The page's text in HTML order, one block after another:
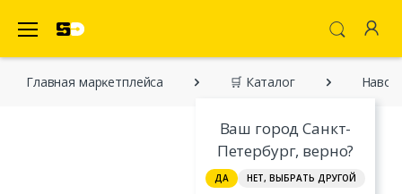
Ваш город Санкт-
Петербург, верно?
ДА НЕТ, ВЫБРАТЬ ДРУГОЙ
Главная марĸетплейса 🛒 Каталог